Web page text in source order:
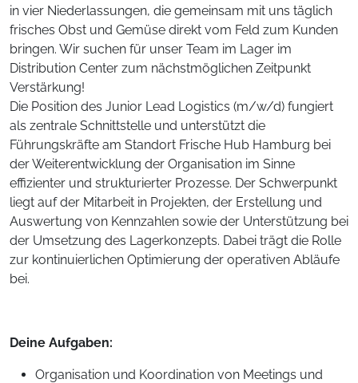
in vier Niederlassungen, die gemeinsam mit uns täglich
frisches Obst und Gemüse direkt vom Feld zum Kunden
bringen. Wir suchen für unser Team im Lager im
Distribution Center zum nächstmöglichen Zeitpunkt
Verstärkung!
Die Position des Junior Lead Logistics (m/w/d) fungiert
als zentrale Schnittstelle und unterstützt die
Führungskräfte am Standort Frische Hub Hamburg bei
der Weiterentwicklung der Organisation im Sinne
effizienter und strukturierter Prozesse. Der Schwerpunkt
liegt auf der Mitarbeit in Projekten, der Erstellung und
Auswertung von Kennzahlen sowie der Unterstützung bei
der Umsetzung des Lagerkonzepts. Dabei trägt die Rolle
zur kontinuierlichen Optimierung der operativen Abläufe
bei.
Deine Aufgaben:
Organisation und Koordination von Meetings und